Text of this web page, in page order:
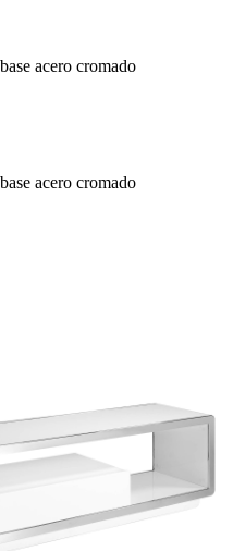
acero cromado
acero cromado